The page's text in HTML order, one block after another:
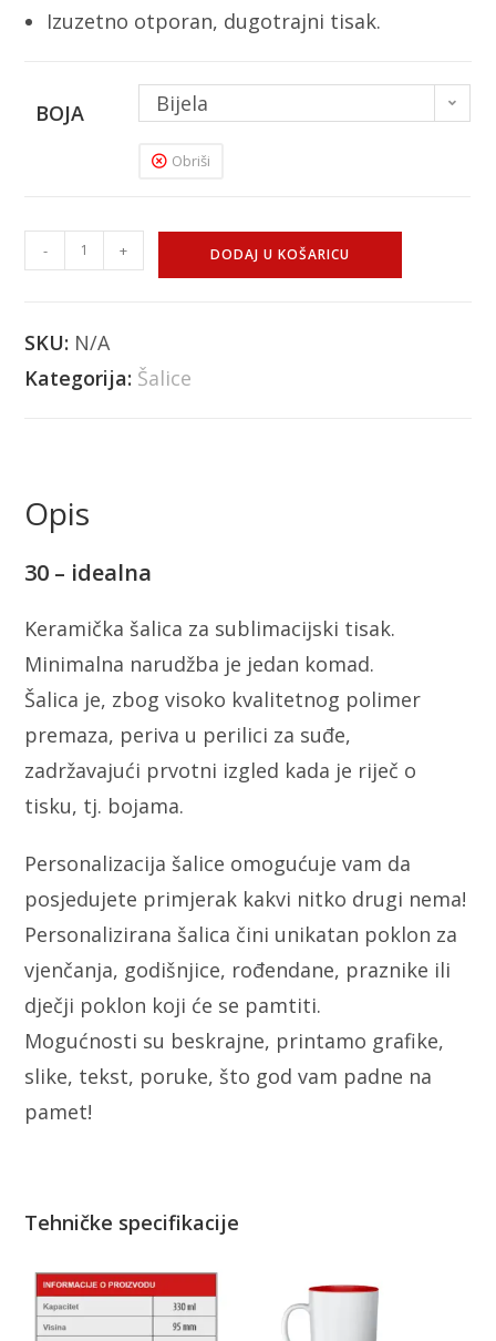
Izuzetno otporan, dugotrajni tisak.
BOJA Bijela
Obriši
- + DODAJ U KOŠARICU
SKU: N/A
Kategorija: Šalice
Opis
30 – idealna
Keramička šalica za sublimacijski tisak.
Minimalna narudžba je jedan komad.
Šalica je, zbog visoko kvalitetnog polimer
premaza, periva u perilici za suđe,
zadržavajući prvotni izgled kada je riječ o
tisku, tj. bojama.
Personalizacija šalice omogućuje vam da
posjedujete primjerak kakvi nitko drugi nema!
Personalizirana šalica čini unikatan poklon za
vjenčanja, godišnjice, rođendane, praznike ili
dječji poklon koji će se pamtiti.
Mogućnosti su beskrajne, printamo grafike,
slike, tekst, poruke, što god vam padne na
pamet!
Tehničke specifikacije